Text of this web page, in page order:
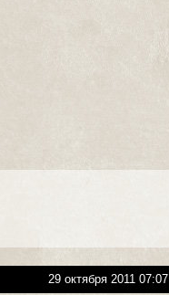
29 октября 2011 07:07